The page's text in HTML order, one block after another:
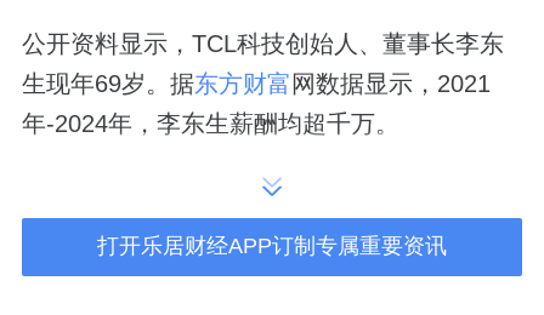
公开资料显示，TCL科技创始人、董事长李东
生现年69岁。据东方财富 网数据显示，2021
年-2024年，李东生薪酬均超千万。
4、3亿募投项目进度未过半，梦百合叫停100
万张弹簧网建设
打开乐居财经APP订制专属重要资讯